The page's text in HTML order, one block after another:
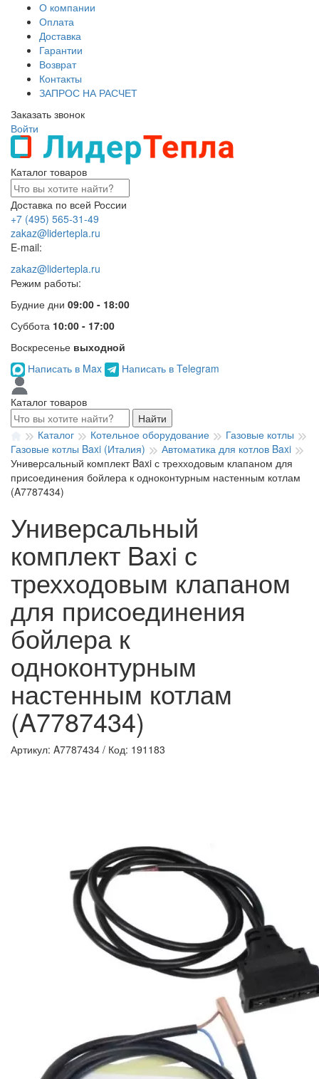
О компании
Оплата
Доставка
Гарантии
Возврат
Контакты
ЗАПРОС НА РАСЧЕТ
Заказать звонок
Войти
Каталог товаров
Доставка по всей России
+7 (495) 565-31-49
zakaz@lidertepla.ru
E-mail:
zakaz@lidertepla.ru
Режим работы:
Будние дни 09:00 - 18:00
Суббота 10:00 - 17:00
Воскресенье выходной
Написать в Max
Написать в Telegram
Каталог товаров
Найти
Каталог
Котельное оборудование
Газовые котлы
Газовые котлы Baxi (Италия)
Автоматика для котлов Baxi
Универсальный комплект Baxi с трехходовым клапаном для
присоединения бойлера к одноконтурным настенным котлам
(A7787434)
Универсальный
комплект Baxi с
трехходовым клапаном
для присоединения
бойлера к
одноконтурным
настенным котлам
(A7787434)
Артикул: A7787434 / Код: 191183